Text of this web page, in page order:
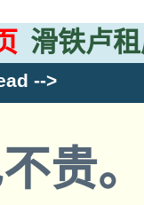
滑铁卢
-->
贵